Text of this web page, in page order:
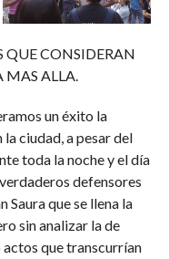
QUE CONSIDERAN
MAS ALLA.
un éxito la
ciudad, a pesar del
toda la noche y el día
defensores
Saura que se llena la
sin analizar la de
que transcurrían